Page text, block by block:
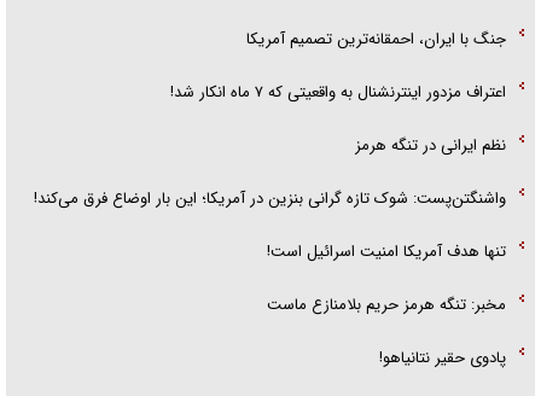
جنگ با ایران، احمقانه‌ترین تصمیم آمریکا
اعتراف مزدور اینترنشنال به واقعیتی که ۷ ماه انکار شد!
نظم ایرانی در تنگه هرمز
واشنگتن‌پست: شوک تازه گرانی بنزین در آمریکا؛ این بار اوضاع فرق می‌کند!
تنها هدف آمریکا امنیت اسرائیل است!
مخبر: تنگه هرمز حریم بلامنازع ماست
پادوی حقیر نتانیاهو!